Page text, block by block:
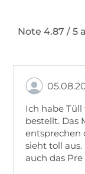
Note 4.87 / 5
Ich habe
bestellt. Das
entsprechen
sieht toll
auch das Pre